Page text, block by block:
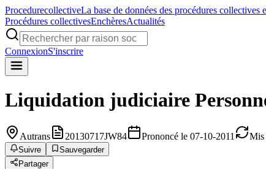
ProcedurecollectiveLa base de données des procédures collectives
Procédures collectivesEnchèresActualités
ConnexionS'inscrire
Liquidation judiciaire
Autrans 20130717JW84 Prononcé le 07-10-2011 Mis
Suivre
Sauvegarder
Partager